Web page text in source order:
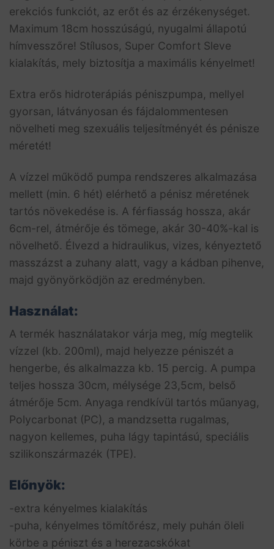
erekciós funkciót, az erőt és az érzékenységet.
Maximum 18cm hosszúságú, nyugalmi állapotú
hímvesszőre! Stílusos, Super Comfort Sleve
kialakítás, mely biztosítja a maximális kényelmet!
Extra erős hidroterápiás péniszpumpa, mellyel
gyorsan, látványosan és fájdalommentesen
növelheti meg szexuális teljesítményét és pénisze
méretét!
A vízzel működő pumpa rendszeres alkalmazása
mellett (min. 6 hét) elérhető a pénisz méretének
tartós növekedése is. A férfiasság hossza, akár
6cm-rel, átmérője és tömege, akár 30-40%-kal is
növelhető. Élvezd a hidraulikus, vizes, kényeztető
masszázst a zuhany alatt, vagy a kádban pihenve,
majd gyönyörködjön az eredményben.
Használat:
A termék használatakor várja meg, míg megtelik
vízzel (kb. 200ml), majd helyezze péniszét a
hengerbe, és alkalmazza kb. 15 percig. A pumpa
teljes hossza 30cm, mélysége 23,5cm, belső
átmérője 5cm. Anyaga rendkívül tartós műanyag,
Polycarbonat (PC), a mandzsetta rugalmas,
nagyon kellemes, puha lágy tapintású, speciális
szilikonszármazék (TPE).
Előnyök:
-extra kényelmes kialakítás
-puha, kényelmes tömítőrész, mely puhán öleli
körbe a péniszt és a herezacskókat